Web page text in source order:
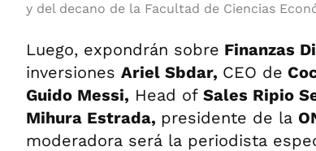
y del decano de la Facultad de Ciencias
Luego, expondrán sobre Finanzas
inversiones Ariel Sbdar, CEO de
Guido Messi, Head of Sales Ripio
Mihura Estrada, presidente de la
moderadora será la periodista